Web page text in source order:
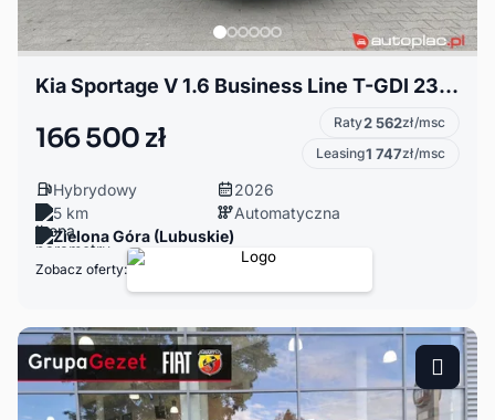
Kia Sportage V 1.6 Business Line T-GDI 239KM Hybryda 6AT FWD, lakier EXP
166 500 zł Raty2 562zł/msc
Leasing1 747zł/msc
Hybrydowy
2026
5 km
Automatyczna
Zielona Góra (Lubuskie)
Zobacz oferty: